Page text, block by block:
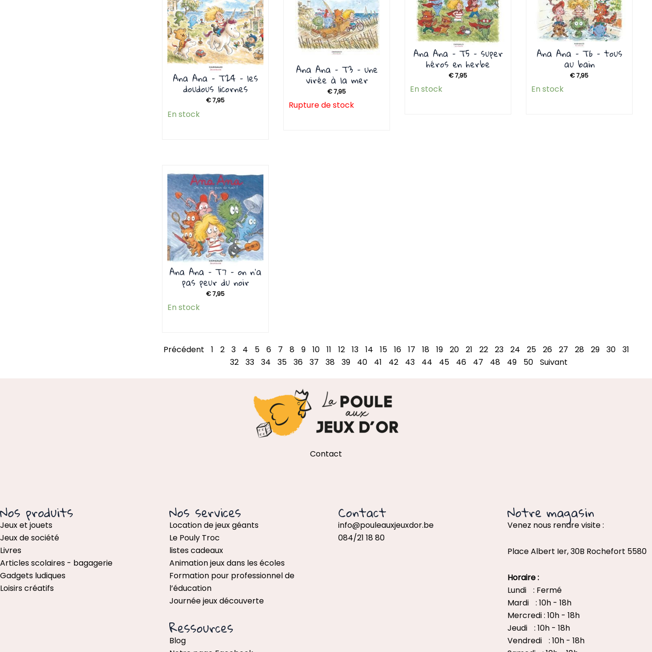
Ana Ana – T24 – les
doudous licornes
€7,95
En stock
Ana Ana – T3 – une
virée à la mer
€7,95
Rupture de stock
Ana Ana – T5 – super
héros en herbe
€7,95
En stock
Ana Ana – T6 – tous
au bain
€7,95
En stock
Ana Ana – T7 – on n’a
pas peur du noir
€7,95
En stock
Précédent 1 2 3 4 5 6 7 8 9 10 11 12 13 14 15 16 17 18 19 20 21 22 23 24 25 26 27 28 29 30 31
32 33 34 35 36 37 38 39 40 41 42 43 44 45 46 47 48 49 50 Suivant
Contact
Nos produits
Jeux et jouets
Jeux de société
Livres
Articles scolaires - bagagerie
Gadgets ludiques
Loisirs créatifs
Nos services
Location de jeux géants
Le Pouly Troc
listes cadeaux
Animation jeux dans les écoles
Formation pour professionnel de
l’éducation
Journée jeux découverte
Ressources
Blog
Contact
info@pouleauxjeuxdor.be
084/21 18 80
Notre magasin
Venez nous rendre visite :
Place Albert Ier, 30B Rochefort 5580
Horaire :
Lundi : Fermé
Mardi : 10h - 18h
Mercredi : 10h - 18h
Jeudi : 10h - 18h
Vendredi : 10h - 18h